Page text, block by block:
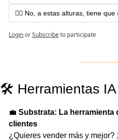
🙂‍↔️ No, a estas alturas, tiene
LoginorSubscribeto participate
🛠️ Herramientas IA
💼 Substrata: La herramienta
clientes
¿Quieres vender más y mejor?